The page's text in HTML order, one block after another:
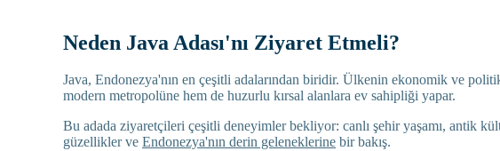
Neden Java Adası'nı Ziyaret Etmeli?
Java, Endonezya'nın en çeşitli adalarından biridir. Ülkenin ekonomik ve
modern metropolüne hem de huzurlu kırsal alanlara ev sahipliği yapar.
Bu adada ziyaretçileri çeşitli deneyimler bekliyor: canlı şehir yaşamı, antik
güzellikler ve Endonezya'nın derin geleneklerine bir bakış.